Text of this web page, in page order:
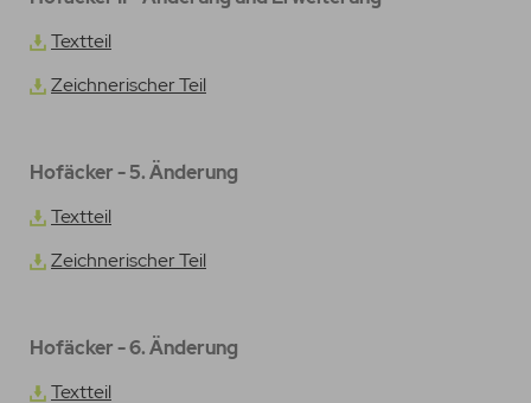
Textteil
Zeichnerischer Teil
Hofäcker - 5. Änderung
Textteil
Zeichnerischer Teil
Hofäcker - 6. Änderung
Textteil